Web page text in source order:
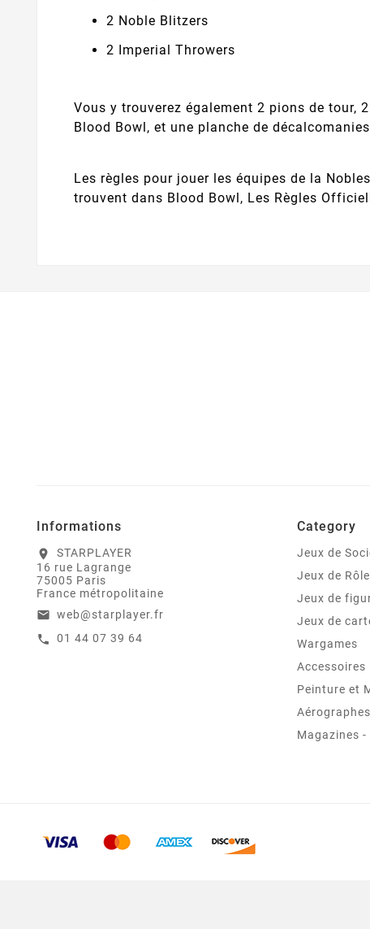
2 Noble Blitzers
2 Imperial Throwers
Vous y trouverez également 2 pions de tour,
Blood Bowl, et une planche de
Les règles pour jouer les équipes de la
trouvent dans Blood Bowl, Les Règles
Informations
location_on
STARPLAYER
16 rue Lagrange
75005 Paris
France métropolitaine
email web@starplayer.fr
call 01 44 07 39 64
Category
Jeux de
Jeux de Rôle
Jeux de
Jeux de
Wargames
Accessoires
Peinture et
Magazines -